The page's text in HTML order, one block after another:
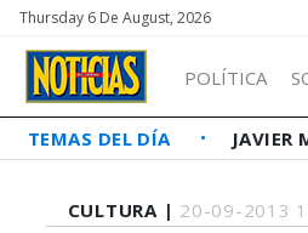
Thursday 6 De August, 2026
POLÍTICA
TEMAS DEL DÍA JAVIER
CULTURA | 20-09-2013